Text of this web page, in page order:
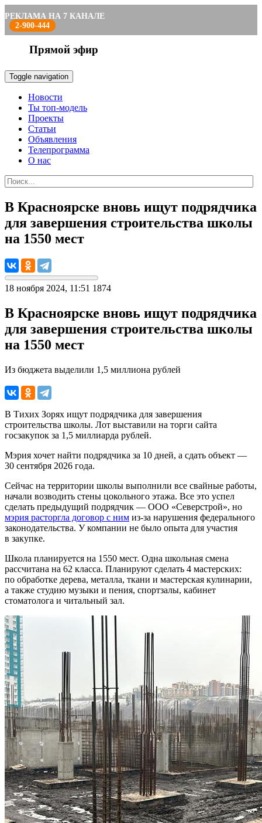
РЕКЛАМА НА 7 КАНАЛЕ
2-900-444
Прямой эфир
Toggle navigation
Новости
Ты топ-модель
Проекты
Статьи
Объявления
Телепрограмма
О нас
В Красноярске вновь ищут подрядчика
для завершения строительства школы
на 1550 мест
18 ноября 2024, 11:51 1874
В Красноярске вновь ищут подрядчика
для завершения строительства школы
на 1550 мест
Из бюджета выделили 1,5 миллиона рублей
В Тихих Зорях ищут подрядчика для завершения
строительства школы. Лот выставили на торги сайта
госзакупок за 1,5 миллиарда рублей.
Мэрия хочет найти подрядчика за 10 дней, а сдать объект —
30 сентября 2026 года.
Сейчас на территории школы выполнили все свайные работы,
начали возводить стены цокольного этажа. Все это успел
сделать предыдущий подрядчик — ООО «Северстрой», но
мэрия расторгла договор с ним из-за нарушения федерального
законодательства. У компании не было опыта для участия
в закупке.
Школа планируется на 1550 мест. Одна школьная смена
рассчитана на 62 класса. Планируют сделать 4 мастерских:
по обработке дерева, металла, ткани и мастерская кулинарии,
а также студию музыки и пения, спортзалы, кабинет
стоматолога и читальный зал.